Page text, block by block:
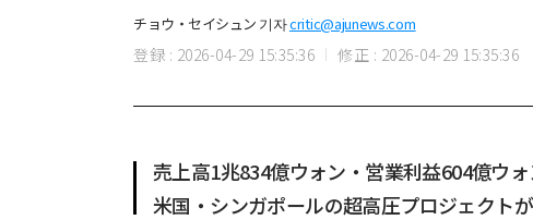
チョウ・セイシュン 기자critic@ajunews.com
登録 : 2026-04-29 15:35:36 修正 : 2026-04-29 15:35:36
売上高1兆834億ウォン・営業利益604億ウ
米国・シンガポールの超高圧プロジェクト